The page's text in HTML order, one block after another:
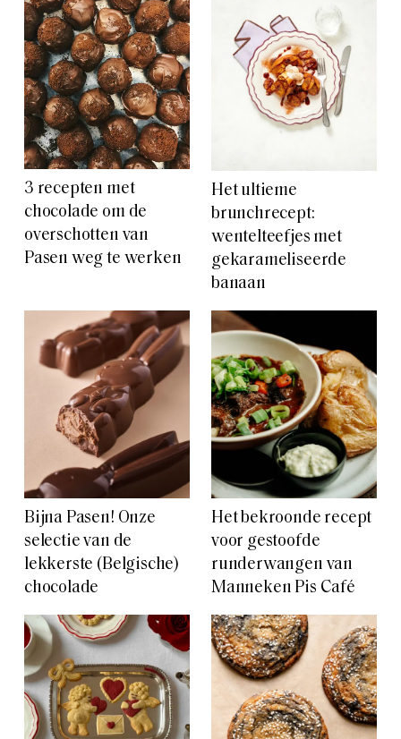
3 recepten met
chocolade om de
overschotten van
Pasen weg te werken
Het ultieme
brunchrecept:
wentelteefjes met
gekarameliseerde
banaan
Bijna Pasen! Onze
selectie van de
lekkerste (Belgische)
chocolade
Het bekroonde recept
voor gestoofde
runderwangen van
Manneken Pis Café